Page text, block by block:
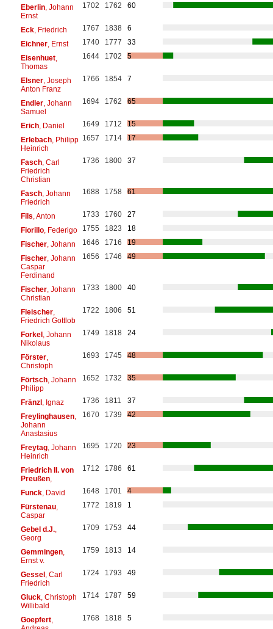
Eberlin, Johann
Ernst
1702 1762 60
Eck, Friedrich 1767 1838
6
Eichner, Ernst 1740 1777
33
Eisenhuet,
Thomas
1644 1702 5
Elsner, Joseph
Anton Franz
1766 1854 7
Endler, Johann
Samuel
1694 1762 65
Erich, Daniel 1649 1712
15
Erlebach, Philipp
Heinrich
1657 1714 17
Fasch, Carl
Friedrich
Christian
1736 1800 37
Fasch, Johann
Friedrich
1688 1758 61
Fils , Anton 1733 1760
27
Fiorillo, Federigo 1755 1823
18
Fischer, Johann 1646 1716
19
Fischer, Johann
Caspar
Ferdinand
1656 1746 49
Fischer, Johann
Christian
1733 1800 40
Fleischer,
Friedrich Gottlob
1722 1806 51
Forkel, Johann
Nikolaus
1749 1818 24
Förster,
Christoph
1693 1745 48
Förtsch, Johann
Philipp
1652 1732 35
Fränzl, Ignaz 1736 1811
37
Freylinghausen,
Johann
Anastasius
1670 1739 42
Freytag, Johann
Heinrich
1695 1720 23
Friedrich II. von
Preußen,
1712 1786 61
Funck, David 1648 1701
4
Fürstenau,
Caspar
1772 1819 1
Gebel d.J.,
Georg
1709 1753 44
Gemmingen,
Ernst v.
1759 1813 14
Gessel, Carl
Friedrich
1724 1793 49
Gluck, Christoph
Willibald
1714 1787 59
Goepfert,
1768 1818 5